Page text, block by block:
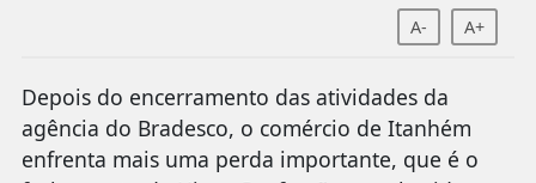
A- A+
Depois do encerramento das atividades da
agência do Bradesco, o comércio de Itanhém
enfrenta mais uma perda importante, que é o